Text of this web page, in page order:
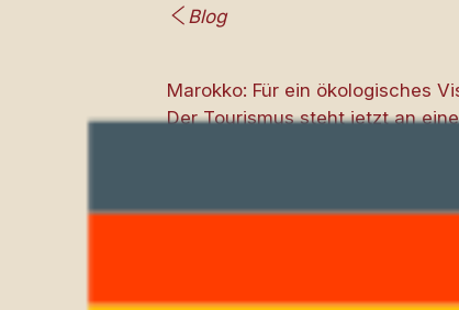
Blog
Marokko: Für ein ökologisches
Der Tourismus steht jetzt an
wirtschaftlicher Glücksfall. Auf